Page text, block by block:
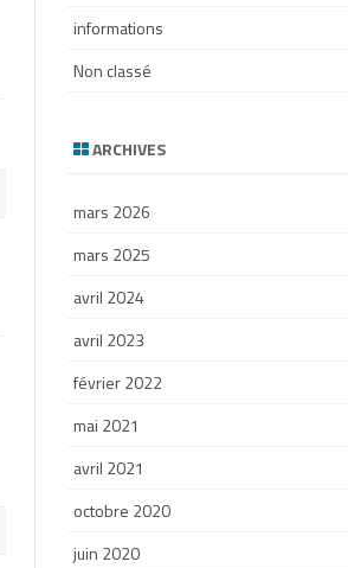
informations
Non classé
ARCHIVES
mars 2026
mars 2025
avril 2024
avril 2023
février 2022
mai 2021
avril 2021
octobre 2020
juin 2020